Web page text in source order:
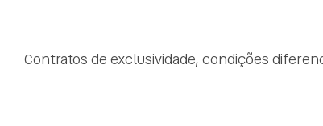
Contratos de exclusividade, condições